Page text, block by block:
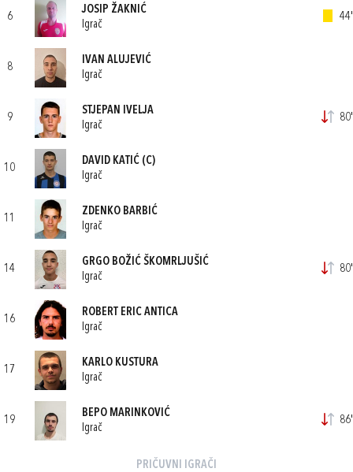
6
JOSIP ŽAKNIĆ
Igrač
44'
8
IVAN ALUJEVIĆ
Igrač
9
STJEPAN IVELJA
Igrač
80'
10
DAVID KATIĆ (C)
Igrač
11
ZDENKO BARBIĆ
Igrač
14
GRGO BOŽIĆ ŠKOMRLJUŠIĆ
Igrač
80'
16
ROBERT ERIC ANTICA
Igrač
17
KARLO KUSTURA
Igrač
19
BEPO MARINKOVIĆ
Igrač
86'
PRIČUVNI IGRAČI